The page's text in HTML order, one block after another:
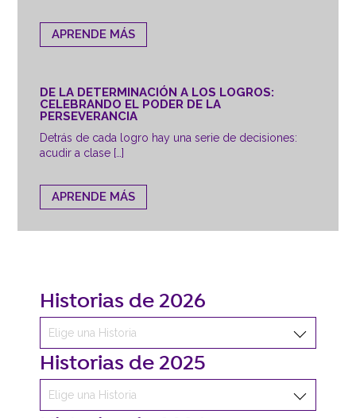
APRENDE MÁS
DE LA DETERMINACIÓN A LOS LOGROS:
CELEBRANDO EL PODER DE LA
PERSEVERANCIA
Detrás de cada logro hay una serie de decisiones:
acudir a clase […]
APRENDE MÁS
Historias de 2026
Historias de 2025